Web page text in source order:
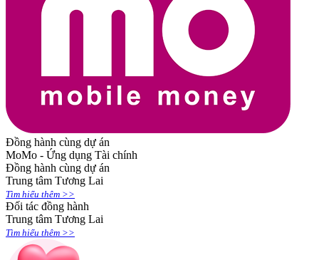
Đồng hành cùng dự án
MoMo - Ứng dụng Tài chính
Đồng hành cùng dự án
Trung tâm Tương Lai
Tìm hiểu thêm >>
Đối tác đồng hành
Trung tâm Tương Lai
Tìm hiểu thêm >>